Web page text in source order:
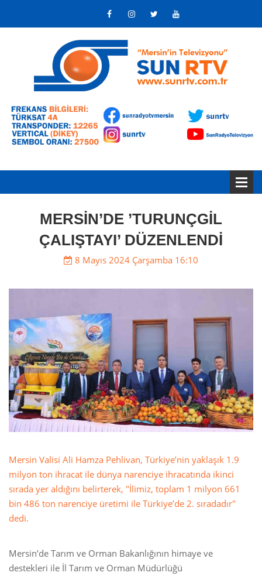
MERSİN’DE ’TURUNÇGİL
ÇALIŞTAYI’ DÜZENLENDİ
8 Mayıs 2024 Çarşamba 16:10
Mersin Valisi Ali Hamza Pehlivan, Türkiye’nin yaklaşık 1.9
milyon ton ihracat ile dünya narenciye ihracatında ikinci
sırada yer aldığını belirterek, "İlimiz, toplam 1 milyon 661
bin 486 ton narenciye üretimi ile Türkiye’de 2. sıradadır"
dedi.
Mersin’de Tarım ve Orman Bakanlığının himaye ve
destekleri ile İl Tarım ve Orman Müdürlüğü